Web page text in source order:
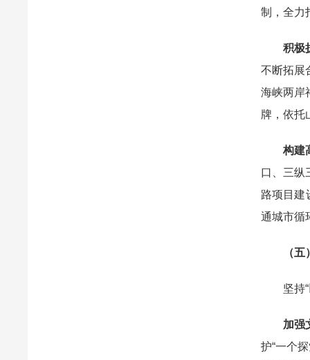
制，全力
积极
不断拓展
海峡两岸
牌，依托
构建
口、三纵
路项目建
通城市循
（
坚持“以
加强
护“一个